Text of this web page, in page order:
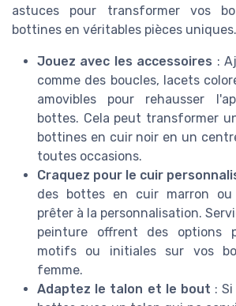
astuces pour transformer vos
bottines en véritables pièces uniques.
Jouez avec les accessoires :
comme des boucles, lacets
amovibles pour rehausser
bottes. Cela peut transformer
bottines en cuir noir en un
toutes occasions.
Craquez pour le cuir
des bottes en cuir marron
prêter à la personnalisation.
peinture offrent des options
motifs ou initiales sur vos
femme.
Adaptez le talon et le bout :